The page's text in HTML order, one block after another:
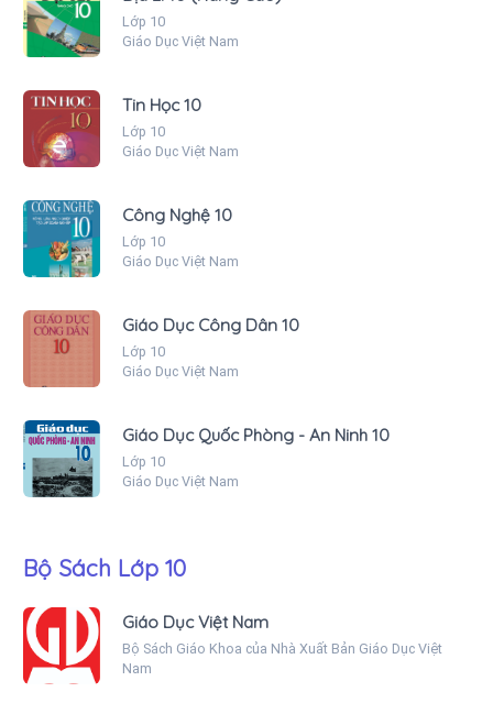
Lớp 10
Giáo Dục Việt Nam
Tin Học 10
Lớp 10
Giáo Dục Việt Nam
Công Nghệ 10
Lớp 10
Giáo Dục Việt Nam
Giáo Dục Công Dân 10
Lớp 10
Giáo Dục Việt Nam
Giáo Dục Quốc Phòng - An Ninh 10
Lớp 10
Giáo Dục Việt Nam
Bộ Sách Lớp 10
Giáo Dục Việt Nam
Bộ Sách Giáo Khoa của Nhà Xuất Bản Giáo Dục Việt
Nam